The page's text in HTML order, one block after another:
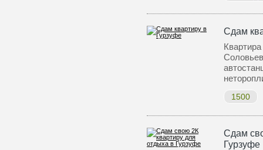
Сдам
1500
Сдам
Гурзуфе